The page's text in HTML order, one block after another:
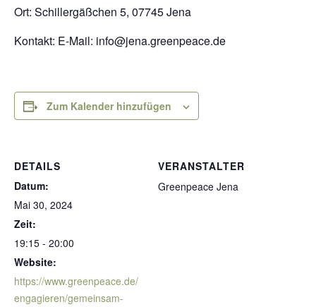
Ort: Schillergäßchen 5, 07745 Jena
Kontakt: E-Mail: info@jena.greenpeace.de
Zum Kalender hinzufügen
DETAILS
Datum:
Mai 30, 2024
Zeit:
19:15 - 20:00
Website:
https://www.greenpeace.de/
engagieren/gemeinsam-
VERANSTALTER
Greenpeace Jena